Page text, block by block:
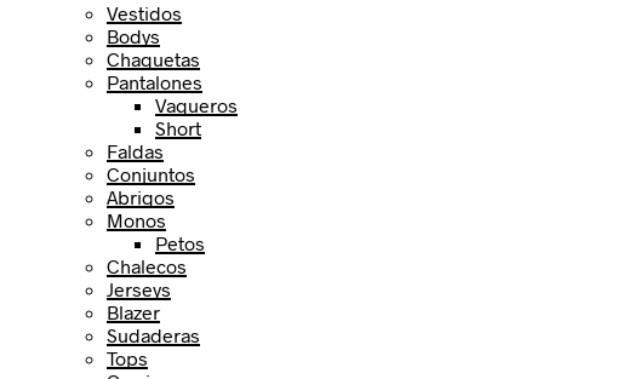
Vestidos
Bodys
Chaquetas
Pantalones
Vaqueros
Short
Faldas
Conjuntos
Abrigos
Monos
Petos
Chalecos
Jerseys
Blazer
Sudaderas
Tops